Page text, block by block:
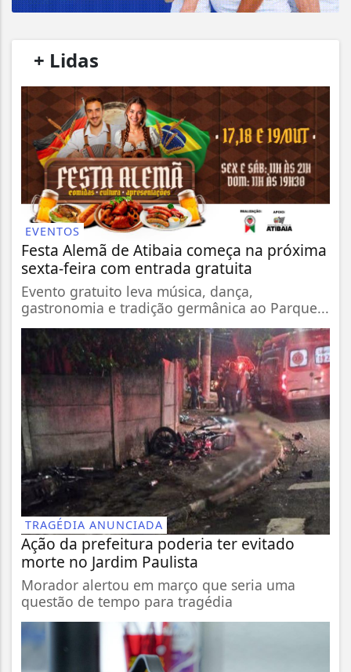
+ Lidas
EVENTOS
Festa Alemã de Atibaia começa na próxima
sexta-feira com entrada gratuita
Evento gratuito leva música, dança,
gastronomia e tradição germânica ao Parque...
TRAGÉDIA ANUNCIADA
Ação da prefeitura poderia ter evitado
morte no Jardim Paulista
Morador alertou em março que seria uma
questão de tempo para tragédia